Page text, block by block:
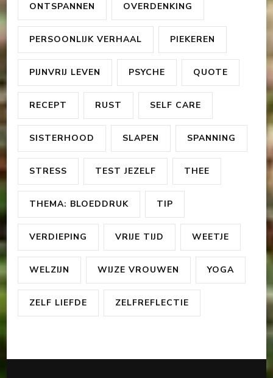
ONTSPANNEN OVERDENKING
PERSOONLIJK VERHAAL PIEKEREN
PIJNVRIJ LEVEN PSYCHE QUOTE
RECEPT RUST SELF CARE
SISTERHOOD SLAPEN SPANNING
STRESS TEST JEZELF THEE
THEMA: BLOEDDRUK TIP
VERDIEPING VRIJE TIJD WEETJE
WELZIJN WIJZE VROUWEN YOGA
ZELF LIEFDE ZELFREFLECTIE